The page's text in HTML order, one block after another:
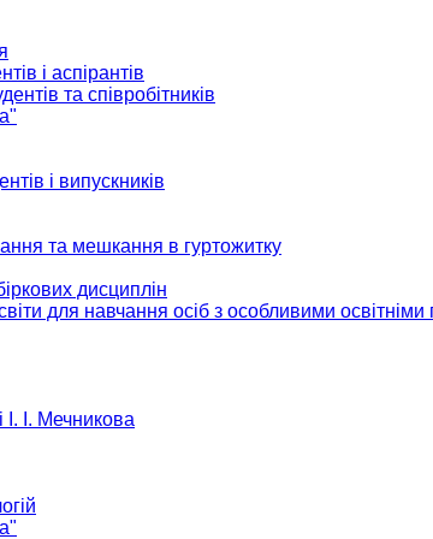
і аспірантів
та співробітників
і випускників
та мешкання в гуртожитку
дисциплін
для навчання осіб з особливими
І. Мечникова